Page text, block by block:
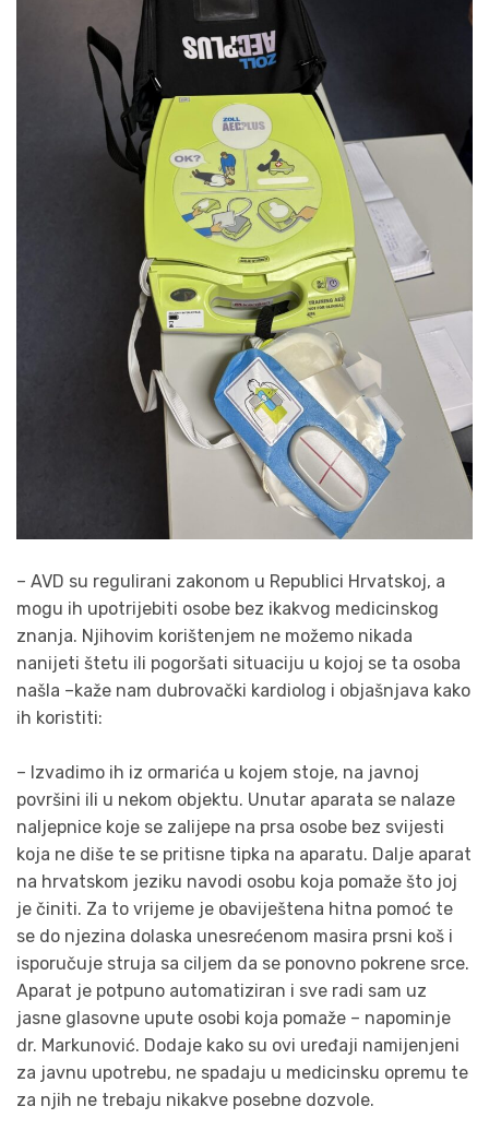
– AVD su regulirani zakonom u Republici Hrvatskoj, a
mogu ih upotrijebiti osobe bez ikakvog medicinskog
znanja. Njihovim korištenjem ne možemo nikada
nanijeti štetu ili pogoršati situaciju u kojoj se ta osoba
našla –kaže nam dubrovački kardiolog i objašnjava kako
ih koristiti:
– Izvadimo ih iz ormarića u kojem stoje, na javnoj
površini ili u nekom objektu. Unutar aparata se nalaze
naljepnice koje se zalijepe na prsa osobe bez svijesti
koja ne diše te se pritisne tipka na aparatu. Dalje aparat
na hrvatskom jeziku navodi osobu koja pomaže što joj
je činiti. Za to vrijeme je obaviještena hitna pomoć te
se do njezina dolaska unesrećenom masira prsni koš i
isporučuje struja sa ciljem da se ponovno pokrene srce.
Aparat je potpuno automatiziran i sve radi sam uz
jasne glasovne upute osobi koja pomaže – napominje
dr. Markunović. Dodaje kako su ovi uređaji namijenjeni
za javnu upotrebu, ne spadaju u medicinsku opremu te
za njih ne trebaju nikakve posebne dozvole.